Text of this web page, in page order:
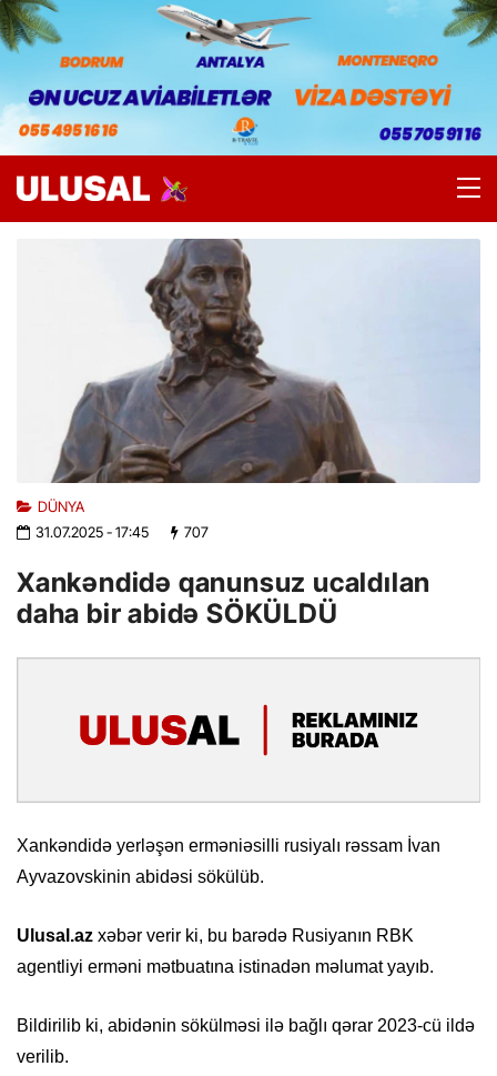
DÜNYA
31.07.2025- 17:45 707
Xankəndidə qanunsuz ucaldılan
daha bir abidə SÖKÜLDÜ
Xankəndidə yerləşən erməniəsilli rusiyalı rəssam İvan
Ayvazovskinin abidəsi sökülüb.
Ulusal.az xəbər verir ki, bu barədə Rusiyanın RBK
agentliyi erməni mətbuatına istinadən məlumat yayıb.
Bildirilib ki, abidənin sökülməsi ilə bağlı qərar 2023-cü ildə
verilib.